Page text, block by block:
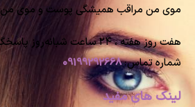
موی من مراقب همیشگی پوست و موی من
هفت روز هفته ، ۲۴ ساعت شبانه‌روز پاسخگوی شما هستیم
شماره تماس:09199292668
لینک های مفید